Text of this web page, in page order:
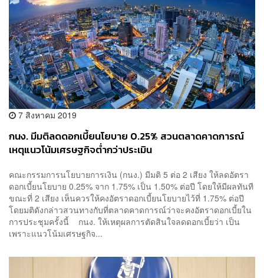
7 สิงหาคม 2019
กนง. มีมติลดดอกเบี้ยนโยบาย 0.25% สวนตลาดคาดการณ์
เหตุแนวโน้มเศรษฐกิจต่ำกว่าประเมิน
คณะกรรมการนโยบายการเงิน (กนง.) มีมติ 5 ต่อ 2 เสียง ให้ลดอัตรา
ดอกเบี้ยนโยบาย 0.25% จาก 1.75% เป็น 1.50% ต่อปี โดยให้มีผลทันที
ขณะที่ 2 เสียง เห็นควรให้คงอัตราดอกเบี้ยนโยบายไว้ที่ 1.75% ต่อปี
โดยมติดังกล่าวสวนทางกับที่ตลาดคาดการณ์ว่าจะคงอัตราดอกเบี้ยใน
การประชุมครั้งนี้ กนง. ให้เหตุผลการตัดสินใจลดดอกเบี้ยว่า เป็น
เพราะแนวโน้มเศรษฐกิจ...